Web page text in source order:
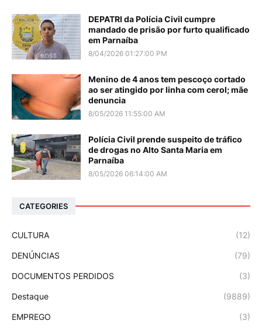
DEPATRI da Polícia Civil cumpre
mandado de prisão por furto qualificado
em Parnaíba
8/04/2026 01:27:00 PM
Menino de 4 anos tem pescoço cortado
ao ser atingido por linha com cerol; mãe
denuncia
8/05/2026 11:55:00 AM
Polícia Civil prende suspeito de tráfico
de drogas no Alto Santa Maria em
Parnaíba
8/05/2026 06:14:00 AM
CATEGORIES
CULTURA (12)
DENÚNCIAS (79)
DOCUMENTOS PERDIDOS (3)
Destaque (9889)
EMPREGO (3)